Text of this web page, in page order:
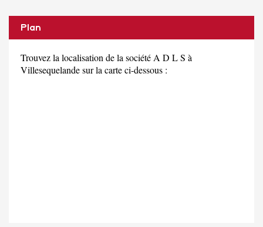
Plan
Trouvez la localisation de la société A D L S à
Villesequelande sur la carte ci-dessous :